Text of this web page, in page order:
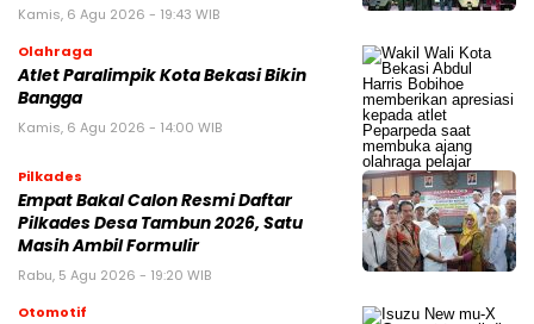
Kamis, 6 Agu 2026 - 19:43 WIB
Olahraga
Atlet Paralimpik Kota Bekasi Bikin
Bangga
Kamis, 6 Agu 2026 - 14:00 WIB
Pilkades
Empat Bakal Calon Resmi Daftar
Pilkades Desa Tambun 2026, Satu
Masih Ambil Formulir
Rabu, 5 Agu 2026 - 19:20 WIB
Otomotif